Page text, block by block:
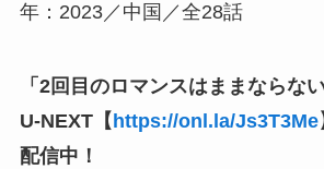
年：2023／中国／全28話
「2回目のロマンスはままならない
U-NEXT【 https://onl.la/Js3T3Me
配信中！